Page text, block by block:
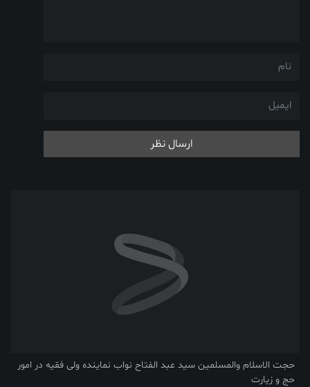
ارسال نظر
حجت الاسلام والمسلمین سید عبد الفتاح نواب نماینده ولی فقیه در امور
حج و زیارت